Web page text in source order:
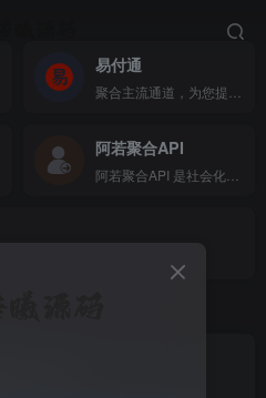
易付通
阿若聚合API
全开源